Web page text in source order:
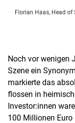
Florian Haas, Head of
Noch vor wenigen
Szene ein
markierte das
flossen in
Investor:innen
100 Millionen